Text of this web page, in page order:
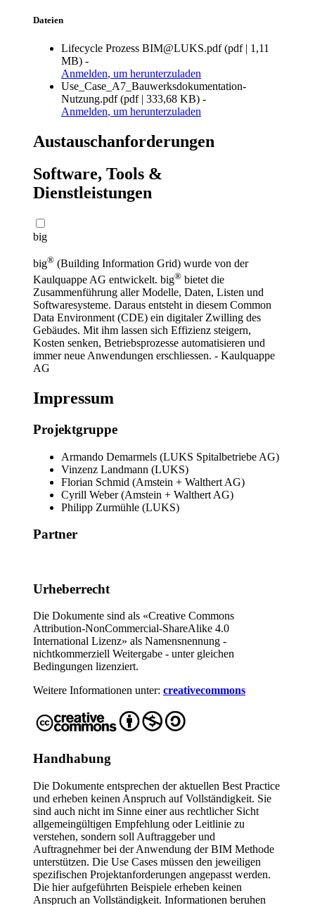
Dateien
Lifecycle Prozess BIM@LUKS.pdf (pdf| 1,11
MB) -
Anmelden, um herunterzuladen
Use_Case_A7_Bauwerksdokumentation-
Nutzung.pdf (pdf| 333,68 KB) -
Anmelden, um herunterzuladen
Austauschanforderungen
Software, Tools &
Dienstleistungen
big
big® (Building Information Grid) wurde von der
Kaulquappe AG entwickelt. big® bietet die
Zusammenführung aller Modelle, Daten, Listen und
Softwaresysteme. Daraus entsteht in diesem Common
Data Environment (CDE) ein digitaler Zwilling des
Gebäudes. Mit ihm lassen sich Effizienz steigern,
Kosten senken, Betriebsprozesse automatisieren und
immer neue Anwendungen erschliessen. - Kaulquappe
AG
Impressum
Projektgruppe
Armando Demarmels (LUKS Spitalbetriebe AG)
Vinzenz Landmann (LUKS)
Florian Schmid (Amstein + Walthert AG)
Cyrill Weber (Amstein + Walthert AG)
Philipp Zurmühle (LUKS)
Partner
Urheberrecht
Die Dokumente sind als «Creative Commons
Attribution-NonCommercial-ShareAlike 4.0
International Lizenz» als Namensnennung -
nichtkommerziell Weitergabe - unter gleichen
Bedingungen lizenziert.
Weitere Informationen unter: creativecommons
Handhabung
Die Dokumente entsprechen der aktuellen Best Practice
und erheben keinen Anspruch auf Vollständigkeit. Sie
sind auch nicht im Sinne einer aus rechtlicher Sicht
allgemeingültigen Empfehlung oder Leitlinie zu
verstehen, sondern soll Auftraggeber und
Auftragnehmer bei der Anwendung der BIM Methode
unterstützen. Die Use Cases müssen den jeweiligen
spezifischen Projektanforderungen angepasst werden.
Die hier aufgeführten Beispiele erheben keinen
Anspruch an Vollständigkeit. Informationen beruhen